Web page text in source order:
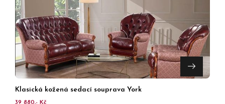
Klasická kožená sedací souprava York
39 880,- Kč